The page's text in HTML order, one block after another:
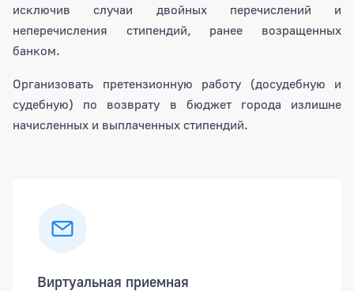
исключив случаи двойных перечислений и
неперечисления стипендий, ранее возращенных
банком.
Организовать претензионную работу (досудебную и
судебную) по возврату в бюджет города излишне
начисленных и выплаченных стипендий.
Виртуальная приемная